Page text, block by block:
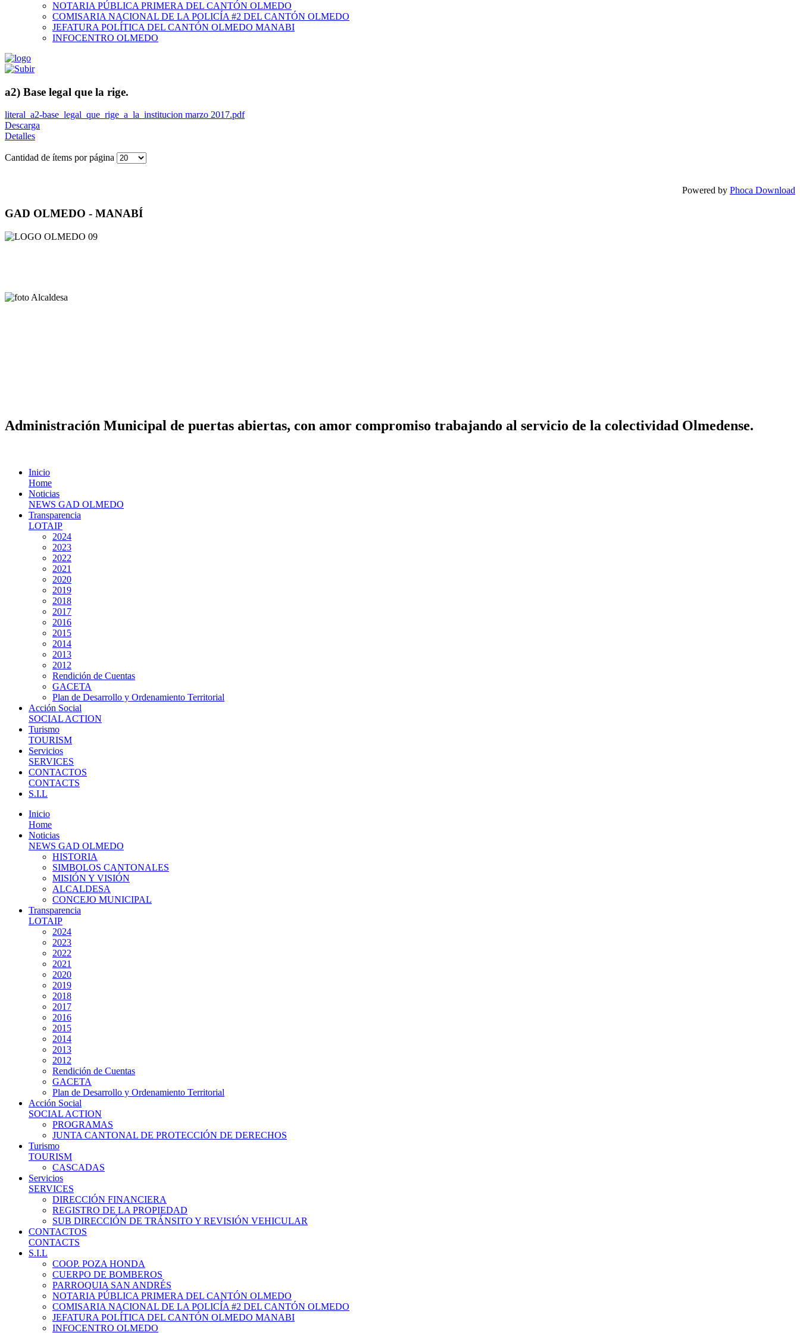
NOTARIA PÚBLICA PRIMERA DEL CANTÓN OLMEDO
COMISARIA NACIONAL DE LA POLICÍA #2 DEL CANTÓN OLMEDO
JEFATURA POLÍTICA DEL CANTÓN OLMEDO MANABI
INFOCENTRO OLMEDO
a2) Base legal que la rige.
literal_a2-base_legal_que_rige_a_la_institucion marzo 2017.pdf
Descarga
Detalles
Cantidad de ítems por página
Powered by Phoca Download
GAD OLMEDO - MANABÍ
Administración Municipal de puertas abiertas, con amor compromiso trabajando al servicio de la colectividad Olmedense.
Inicio
Home
Noticias
NEWS GAD OLMEDO
Transparencia
LOTAIP
2024
2023
2022
2021
2020
2019
2018
2017
2016
2015
2014
2013
2012
Rendición de Cuentas
GACETA
Plan de Desarrollo y Ordenamiento Territorial
Acción Social
SOCIAL ACTION
Turismo
TOURISM
Servicios
SERVICES
CONTACTOS
CONTACTS
S.I.L
Inicio
Home
Noticias
NEWS GAD OLMEDO
HISTORIA
SIMBOLOS CANTONALES
MISIÓN Y VISIÓN
ALCALDESA
CONCEJO MUNICIPAL
Transparencia
LOTAIP
2024
2023
2022
2021
2020
2019
2018
2017
2016
2015
2014
2013
2012
Rendición de Cuentas
GACETA
Plan de Desarrollo y Ordenamiento Territorial
Acción Social
SOCIAL ACTION
PROGRAMAS
JUNTA CANTONAL DE PROTECCIÓN DE DERECHOS
Turismo
TOURISM
CASCADAS
Servicios
SERVICES
DIRECCIÓN FINANCIERA
REGISTRO DE LA PROPIEDAD
SUB DIRECCIÓN DE TRÁNSITO Y REVISIÓN VEHICULAR
CONTACTOS
CONTACTS
S.I.L
COOP. POZA HONDA
CUERPO DE BOMBEROS
PARROQUIA SAN ANDRÉS
NOTARIA PÚBLICA PRIMERA DEL CANTÓN OLMEDO
COMISARIA NACIONAL DE LA POLICÍA #2 DEL CANTÓN OLMEDO
JEFATURA POLÍTICA DEL CANTÓN OLMEDO MANABI
INFOCENTRO OLMEDO